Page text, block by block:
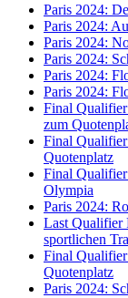
Paris 2024:
Paris 2024:
Paris 2024:
Paris 2024:
Paris 2024:
Paris 2024:
Final
zum
Final
Quotenplatz
Final
Olympia
Paris 2024:
Last Qualifier
sportlichen
Final
Quotenplatz
Paris 2024: